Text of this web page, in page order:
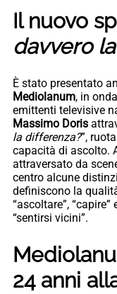
Il nuovo
davvero
È stato presentato
Mediolanum, in
emittenti televisive
Massimo Doris
la differenza?”,
capacità di ascolto.
attraversato da
centro alcune
definiscono la
“ascoltare”, “capire”
“sentirsi vicini”.
24 anni